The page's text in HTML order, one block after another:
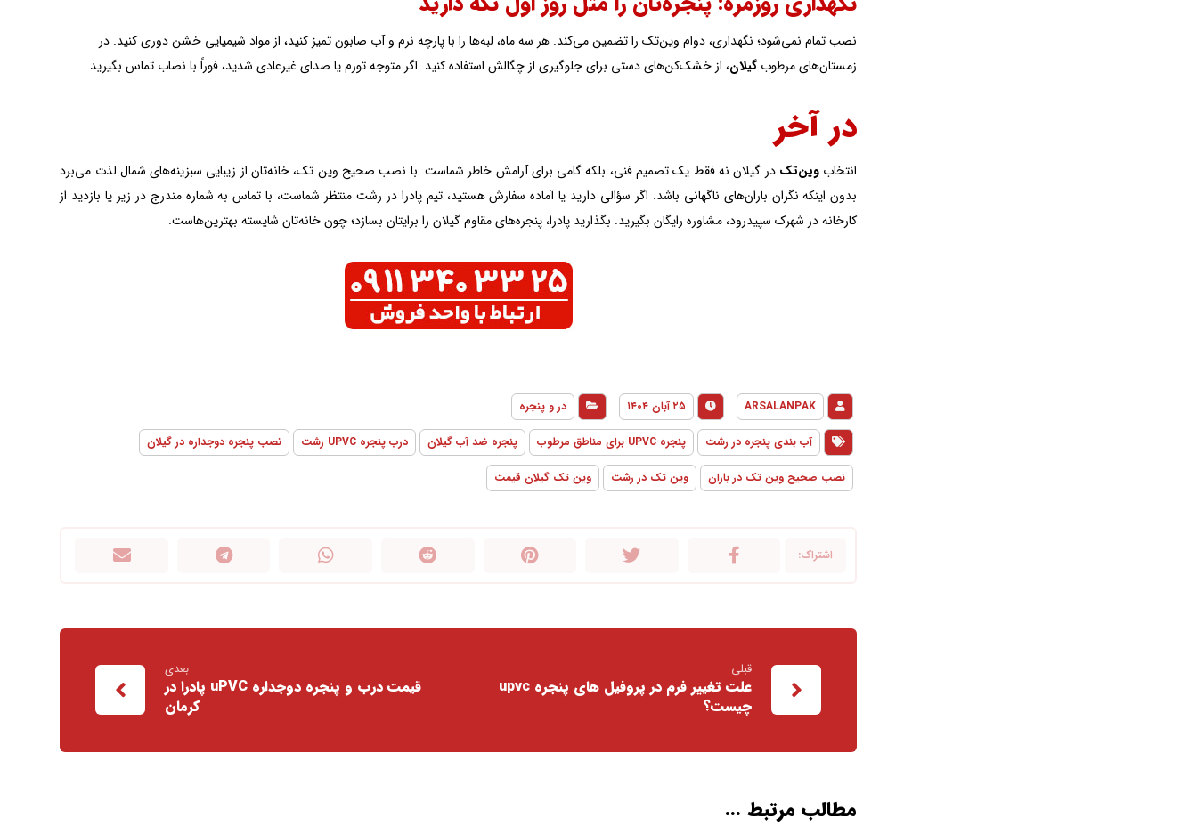
نصب تمام نمی‌شود؛ نگهداری، دوام وین‌تک را تضمین می‌کند. هر سه ماه، لبه‌ها را با پارچه نرم و آب صابون تمیز کنید، از مواد شیمیایی خشن دوری کنید. در
زمستان‌های مرطوبگیلان، از خشک‌کن‌های دستی برای جلوگیری از چگالش استفاده کنید. اگر متوجه تورم یا صدای غیرعادی شدید، فوراً با نصاب تماس بگیرید.
در آخر
انتخاب وین‌تک در گیلان نه فقط یک تصمیم فنی، بلکه گامی برای آرامش خاطر شماست. با نصب صحیح وین تک، خانه‌تان از زیبایی سبزینه‌های شمال لذت می‌برد
بدون اینکه نگران باران‌های ناگهانی باشد. اگر سؤالی دارید یا آماده سفارش هستید، تیم پادرا در رشت منتظر شماست، با تماس به شماره مندرج در زیر یا بازدید از
کارخانه در شهرک سپیدرود، مشاوره رایگان بگیرید. بگذارید پادرا، پنجره‌های مقاوم گیلان را برایتان بسازد؛ چون خانه‌تان شایسته بهترین‌هاست.
ARSALANPAK ۲۵ آبان ۱۴۰۴ در و پنجره
آب بندی پنجره در رشت پنجره UPVC برای مناطق مرطوب پنجره ضد آب گیلان درب پنجره UPVC رشت نصب پنجره دوجداره در گیلان
نصب صحیح وین تک در باران وین تک در رشت وین تک گیلان قیمت
قبلی
علت تغییر فرم در پروفیل های پنجره upvc
چیست؟
بعدی
قیمت درب و پنجره دوجداره uPVC پادرا در
کرمان
مطالب مرتبط ...